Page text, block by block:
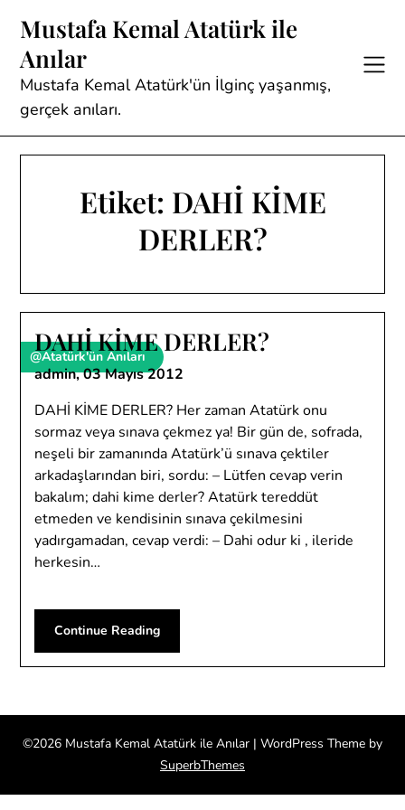
content
Mustafa Kemal Atatürk ile
Anılar
Mustafa Kemal Atatürk'ün İlginç yaşanmış,
gerçek anıları.
Etiket: DAHİ KİME
DERLER?
@Atatürk'ün Anıları
DAHİ KİME DERLER?
admin,03 Mayıs 2012
DAHİ KİME DERLER? Her zaman Atatürk onu
sormaz veya sınava çekmez ya! Bir gün de, sofrada,
neşeli bir zamanında Atatürk’ü sınava çektiler
arkadaşlarından biri, sordu: – Lütfen cevap verin
bakalım; dahi kime derler? Atatürk tereddüt
etmeden ve kendisinin sınava çekilmesini
yadırgamadan, cevap verdi: – Dahi odur ki , ileride
herkesin…
Continue Reading
©2026 Mustafa Kemal Atatürk ile Anılar | WordPress Theme by
SuperbThemes